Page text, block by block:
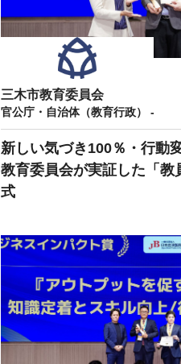
三木市教育委員会
官公庁・自治体（教育行政） -
新しい気づき100％・行動
教育委員会が実証した「教
式